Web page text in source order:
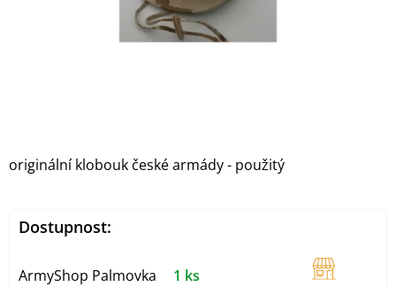
originální klobouk české armády - použitý
Dostupnost:
ArmyShop Palmovka
1 ks